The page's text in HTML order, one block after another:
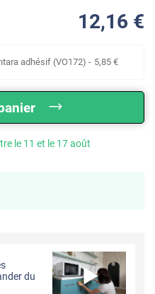
12,16 €
adhésif (VO172) - 5,85 €
le 11 et le 17 août
du